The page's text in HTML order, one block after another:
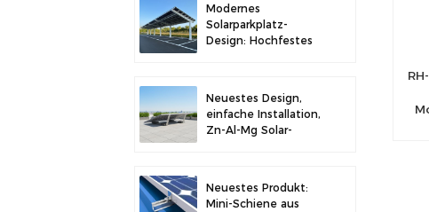
Modernes
Solarparkplatz-
Design: Hochfestes
Neuestes Design,
einfache Installation,
Zn-Al-Mg Solar-
Neuestes Produkt:
Mini-Schiene aus